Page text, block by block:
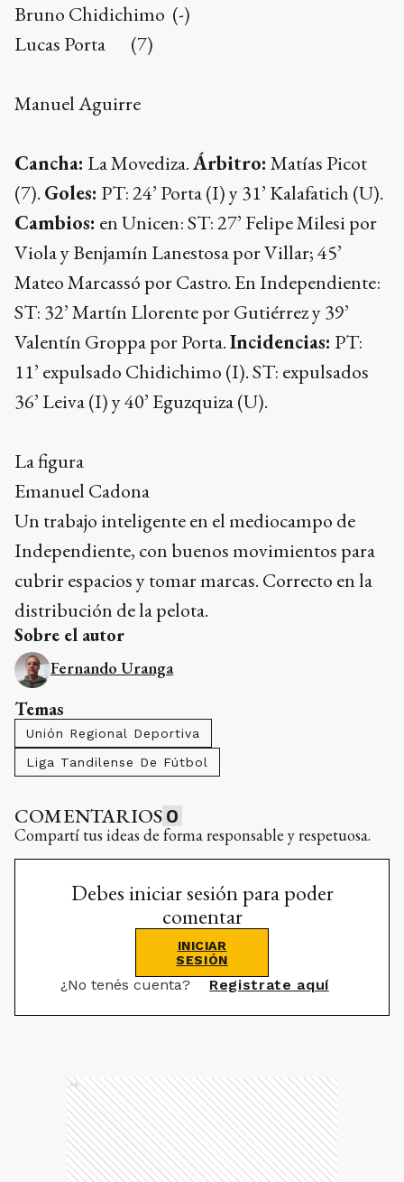
Bruno Chidichimo (-)
Lucas Porta (7)
Manuel Aguirre
Cancha: La Movediza.Árbitro: Matías Picot
(7). Goles: PT: 24’ Porta (I) y 31’ Kalafatich (U).
Cambios: en Unicen: ST: 27’ Felipe Milesi por
Viola y Benjamín Lanestosa por Villar; 45’
Mateo Marcassó por Castro. En Independiente:
ST: 32’ Martín Llorente por Gutiérrez y 39’
Valentín Groppa por Porta.Incidencias: PT:
11’ expulsado Chidichimo (I). ST: expulsados
36’ Leiva (I) y 40’ Eguzquiza (U).
La figura
Emanuel Cadona
Un trabajo inteligente en el mediocampo de
Independiente, con buenos movimientos para
cubrir espacios y tomar marcas. Correcto en la
distribución de la pelota.
Sobre el autor
Fernando Uranga
Temas
Unión Regional Deportiva
Liga Tandilense De Fútbol
COMENTARIOS 0
Compartí tus ideas de forma responsable y respetuosa.
Debes iniciar sesión para poder
comentar
INICIAR
SESIÓN
¿No tenés cuenta? Registrate aquí
Ads